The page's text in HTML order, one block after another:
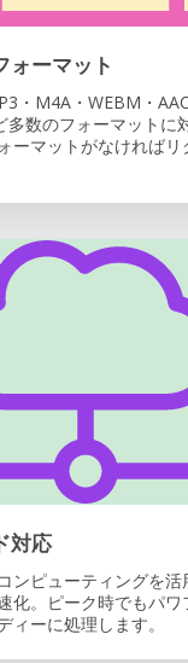
ォーマット
・M4A・WEBM・
多数のフォーマットに
ーマットがなければリ
対応
ンピューティングを活
化。ピーク時でもパワ
ィーに処理します。